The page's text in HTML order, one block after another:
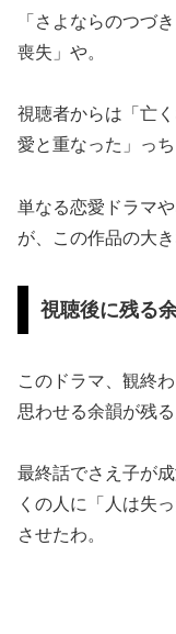
「さよならのつづ
喪失」や。
視聴者からは「亡
愛と重なった」っ
単なる恋愛ドラマ
が、この作品の大き
視聴後に残る
このドラマ、観終
思わせる余韻が残る
最終話でさえ子が
くの人に「人は失
させたわ。